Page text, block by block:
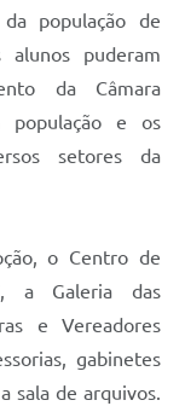
população de
alunos puderam
da Câmara
população e os
setores da
o Centro de
a Galeria das
e Vereadores
gabinetes
sala de arquivos.